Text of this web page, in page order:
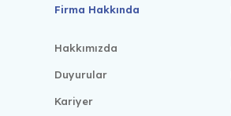
Firma Hakkında
Hakkımızda
Duyurular
Kariyer